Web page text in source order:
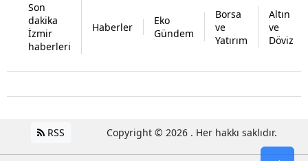
Son
dakika
İzmir
haberleri
Haberler
Eko
Gündem
Borsa
ve
Yatırım
Altın
ve
Döviz
RSS Copyright © 2026 . Her hakkı saklıdır.